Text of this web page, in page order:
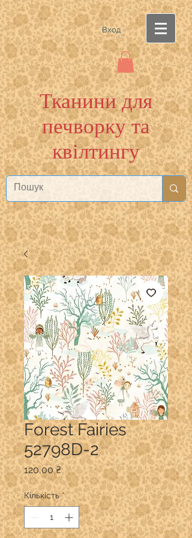
Вход
Тканини для
печворку та
квілтингу
Forest Fairies
52798D-2
120,00 ₴Ціна
Кількість *